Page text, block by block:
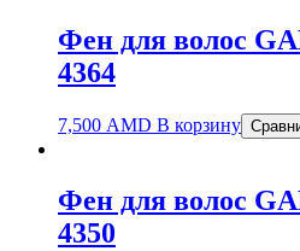
Фен для волос
4364
7,500 AMD В корзину
Фен для волос
4350